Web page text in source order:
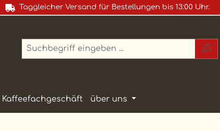
Taggleicher Versand für Bestellungen bis 13:00 Uhr.
Kaffeefachgeschäft über uns